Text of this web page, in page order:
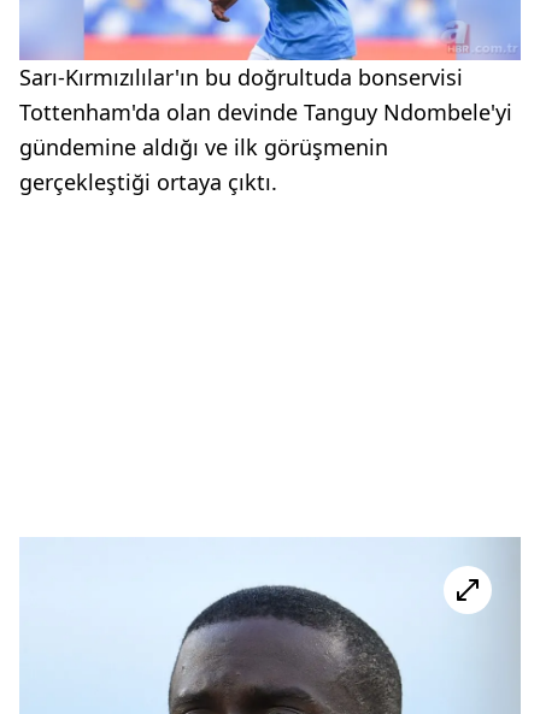
Sarı-Kırmızılılar'ın bu doğrultuda bonservisi
Tottenham'da olan devinde Tanguy Ndombele'yi
gündemine aldığı ve ilk görüşmenin
gerçekleştiği ortaya çıktı.